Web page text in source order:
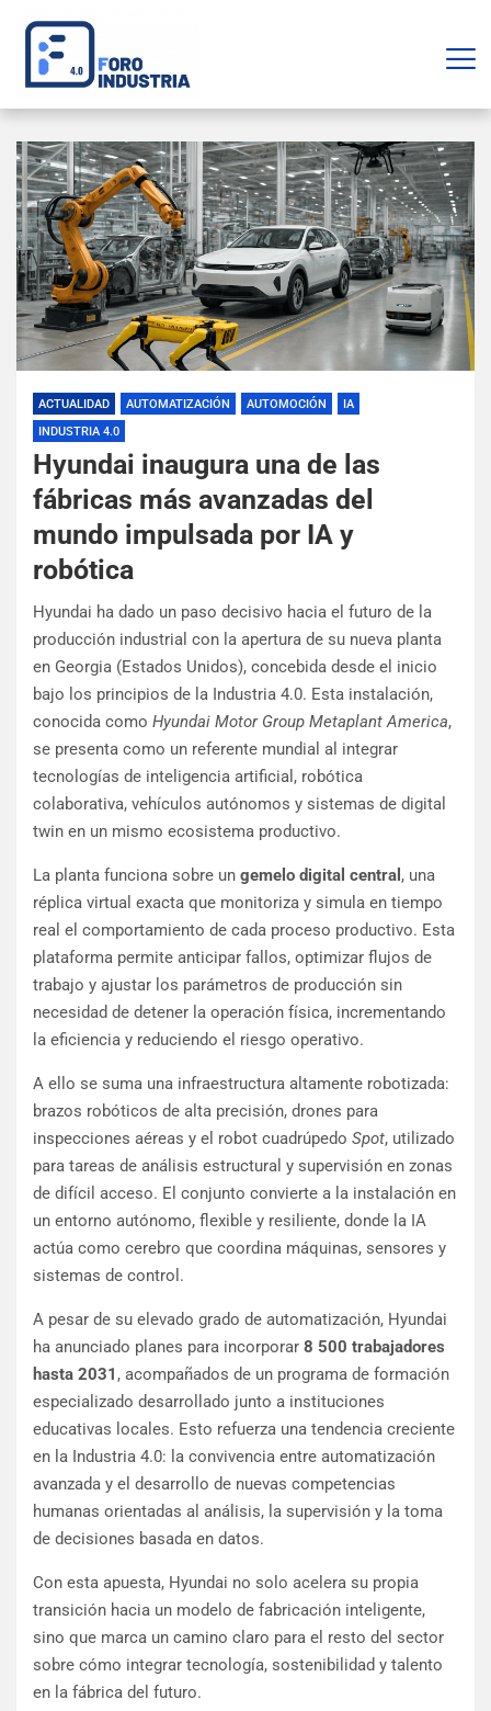
ACTUALIDAD AUTOMATIZACIÓN AUTOMOCIÓN
IA
INDUSTRIA 4.0
Hyundai inaugura una de las
fábricas más avanzadas del
mundo impulsada por IA y
robótica
Hyundai ha dado un paso decisivo hacia el futuro de la
producción industrial con la apertura de su nueva planta
en Georgia (Estados Unidos), concebida desde el inicio
bajo los principios de la Industria 4.0. Esta instalación,
conocida como Hyundai Motor Group Metaplant America,
se presenta como un referente mundial al integrar
tecnologías de inteligencia artificial, robótica
colaborativa, vehículos autónomos y sistemas de digital
twin en un mismo ecosistema productivo.
La planta funciona sobre un gemelo digital central , una
réplica virtual exacta que monitoriza y simula en tiempo
real el comportamiento de cada proceso productivo. Esta
plataforma permite anticipar fallos, optimizar flujos de
trabajo y ajustar los parámetros de producción sin
necesidad de detener la operación física, incrementando
la eficiencia y reduciendo el riesgo operativo.
A ello se suma una infraestructura altamente robotizada:
brazos robóticos de alta precisión, drones para
inspecciones aéreas y el robot cuadrúpedo Spot, utilizado
para tareas de análisis estructural y supervisión en zonas
de difícil acceso. El conjunto convierte a la instalación en
un entorno autónomo, flexible y resiliente, donde la IA
actúa como cerebro que coordina máquinas, sensores y
sistemas de control.
A pesar de su elevado grado de automatización, Hyundai
ha anunciado planes para incorporar 8 500 trabajadores
hasta 2031 , acompañados de un programa de formación
especializado desarrollado junto a instituciones
educativas locales. Esto refuerza una tendencia creciente
en la Industria 4.0: la convivencia entre automatización
avanzada y el desarrollo de nuevas competencias
humanas orientadas al análisis, la supervisión y la toma
de decisiones basada en datos.
Con esta apuesta, Hyundai no solo acelera su propia
transición hacia un modelo de fabricación inteligente,
sino que marca un camino claro para el resto del sector
sobre cómo integrar tecnología, sostenibilidad y talento
en la fábrica del futuro.